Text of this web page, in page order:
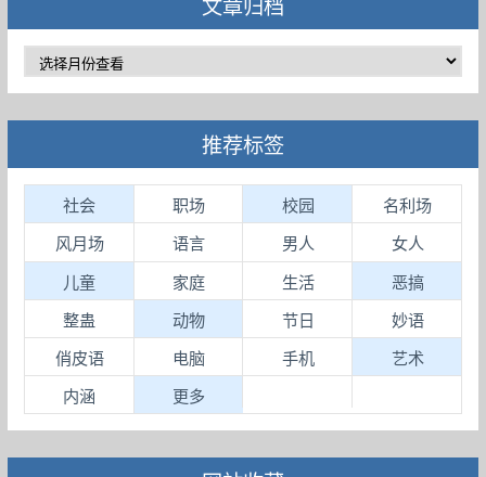
文章归档
推荐标签
社会 职场 校园 名利场
风月场 语言 男人 女人
儿童 家庭 生活 恶搞
整蛊 动物 节日 妙语
俏皮语 电脑 手机 艺术
内涵 更多